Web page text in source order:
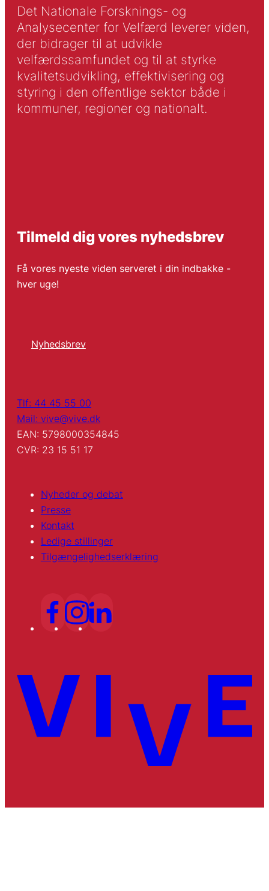
Det Nationale Forsknings- og
Analysecenter for Velfærd leverer viden,
der bidrager til at udvikle
velfærdssamfundet og til at styrke
kvalitetsudvikling, effektivisering og
styring i den offentlige sektor både i
kommuner, regioner og nationalt.
Tilmeld dig vores nyhedsbrev
Få vores nyeste viden serveret i din indbakke -
hver uge!
Nyhedsbrev
Tlf: 44 45 55 00
Mail: vive@vive.dk
EAN: 5798000354845
CVR: 23 15 51 17
Nyheder og debat
Presse
Kontakt
Ledige stillinger
Tilgængelighedserklæring